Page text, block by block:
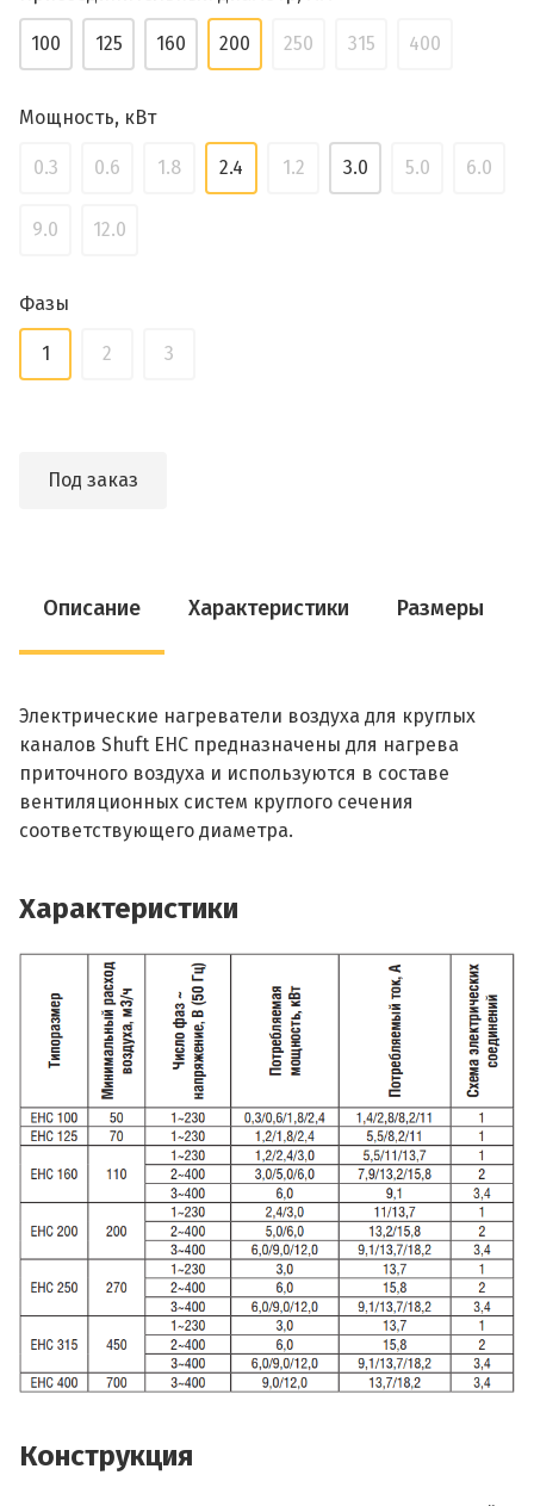
100 125 160 200 250 315 400
Мощность, кВт
0.3 0.6 1.8 2.4 1.2 3.0 5.0 6.0
9.0 12.0
Фазы
1 2 3
Под заказ
Описание Характеристики Размеры
Электрические нагреватели воздуха для круглых
каналов Shuft EHC предназначены для нагрева
приточного воздуха и используются в составе
вентиляционных систем круглого сечения
соответствующего диаметра.
Характеристики
Конструкция